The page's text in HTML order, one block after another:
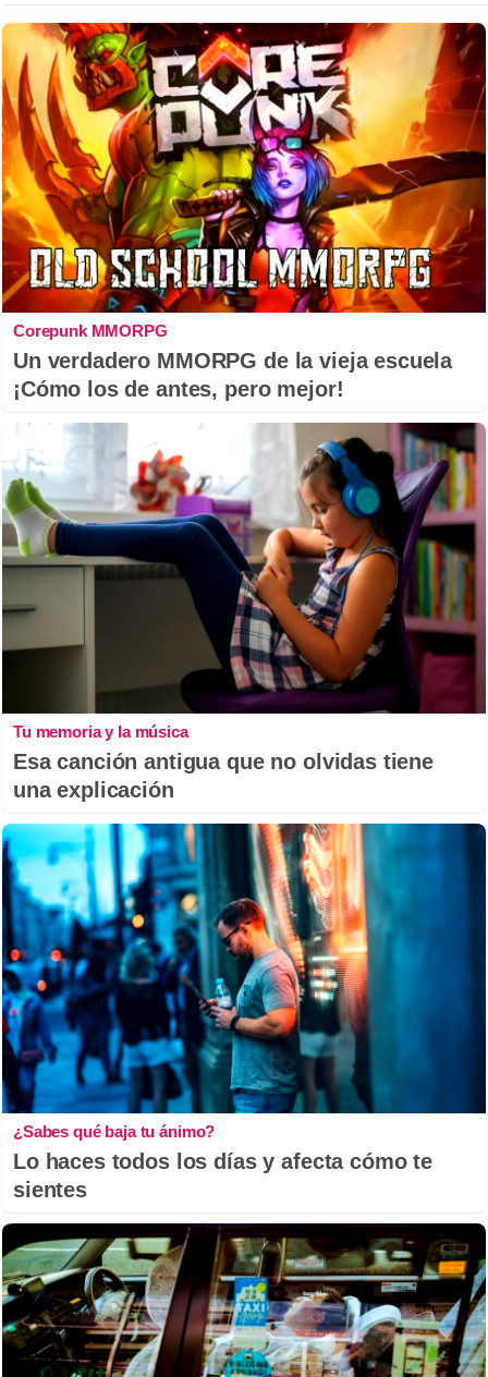
Corepunk MMORPG
Un verdadero MMORPG de la vieja escuela
¡Cómo los de antes, pero mejor!
Tu memoria y la música
Esa canción antigua que no olvidas tiene
una explicación
¿Sabes qué baja tu ánimo?
Lo haces todos los días y afecta cómo te
sientes